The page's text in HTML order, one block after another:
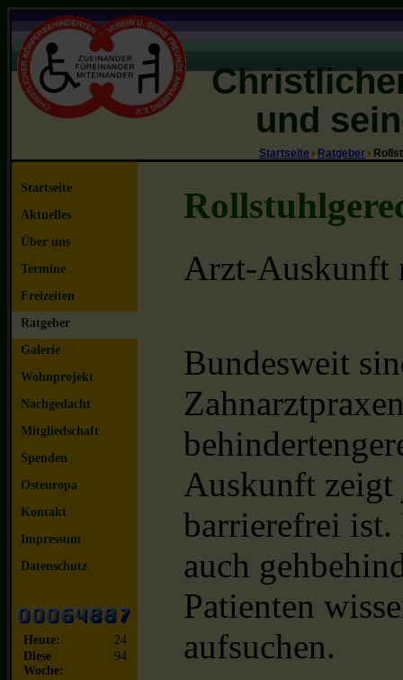
und
Startseite Ratgeber
Startseite
Aktuelles
Über uns
Termine
Freizeiten
Ratgeber
Galerie
Wohnprojekt
Nachgedacht
Mitgliedschaft
Spenden
Osteuropa
Kontakt
Impressum
Datenschutz
Heute:
24
Diese
Woche:
94
Arzt-Auskunft
Bundesweit
Auskunft zeigt
barrierefrei ist.
auch
Patienten
aufsuchen.